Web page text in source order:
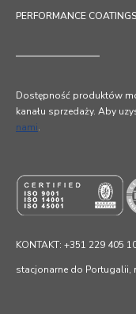
PERFORMANCE COATINGS
Dostępność produktów
kanału sprzedaży. Aby
nami.
KONTAKT: +351 229 405
stacjonarne do Portugalii,